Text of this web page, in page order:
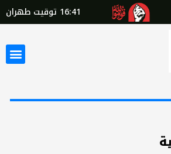
16:41 توقيت طهران